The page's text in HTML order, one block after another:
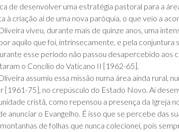
de desenvolver uma estratégia pastoral para a
à criação aí de uma nova paróquia, o que veio a
viveu, durante mais de quinze anos, uma
aquilo que foi, intrinsecamente, e pela
esse período não passou desapercebido
o Concílio do Vaticano II [1962-65].
assumiu essa missão numa área ainda rural,
[1961-75], no crepúsculo do Estado Novo. Aí
cristã, como repensou a presença da Igreja
anunciar o Evangelho. É isso que se percebe das
de folhas que nunca colecionei, pois